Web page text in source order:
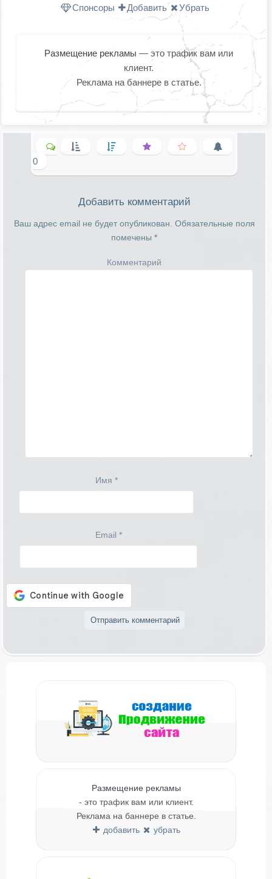
Спонсоры Добавить Убрать
Размещение рекламы — это трафик вам или
клиент.
Реклама на баннере в статье.
0
Добавить комментарий
Ваш адрес email не будет опубликован. Обязательные поля
помечены *
Комментарий
Имя *
Email *
Размещение рекламы
- это трафик вам или клиент.
Реклама на баннере в статье.
добавить
убрать